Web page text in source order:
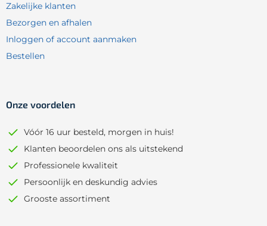
Zakelijke klanten
Bezorgen en afhalen
Inloggen of account aanmaken
Bestellen
Onze voordelen
Vóór 16 uur besteld, morgen in huis!
Klanten beoordelen ons als uitstekend
Professionele kwaliteit
Persoonlijk en deskundig advies
Grooste assortiment